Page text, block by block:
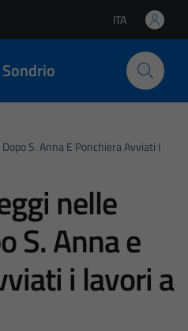
Lingua attiva:
ITA
S. Anna E Ponchiera Avviati I
nelle
S. Anna e
i lavori a